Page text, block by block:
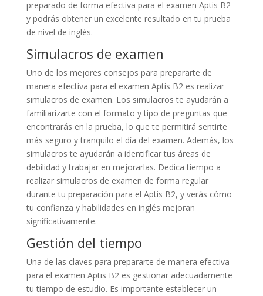
preparado de forma efectiva para el examen Aptis B2
y podrás obtener un excelente resultado en tu prueba
de nivel de inglés.
Simulacros de examen
Uno de los mejores consejos para prepararte de
manera efectiva para el examen Aptis B2 es realizar
simulacros de examen. Los simulacros te ayudarán a
familiarizarte con el formato y tipo de preguntas que
encontrarás en la prueba, lo que te permitirá sentirte
más seguro y tranquilo el día del examen. Además, los
simulacros te ayudarán a identificar tus áreas de
debilidad y trabajar en mejorarlas. Dedica tiempo a
realizar simulacros de examen de forma regular
durante tu preparación para el Aptis B2, y verás cómo
tu confianza y habilidades en inglés mejoran
significativamente.
Gestión del tiempo
Una de las claves para prepararte de manera efectiva
para el examen Aptis B2 es gestionar adecuadamente
tu tiempo de estudio. Es importante establecer un